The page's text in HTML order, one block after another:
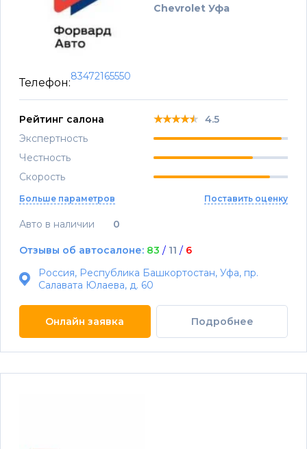
Chevrolet Уфа
Телефон:
83472165550
Рейтинг салона ★★★★★
★★★★★
★★★★★ 4.5
Экспертность
Честность
Скорость
Больше параметров Поставить оценку
Авто в наличии 0
Отзывы об автосалоне: 83 / 11 / 6
Россия, Республика Башкортостан, Уфа, пр.
Салавата Юлаева, д. 60
Онлайн заявка Подробнее